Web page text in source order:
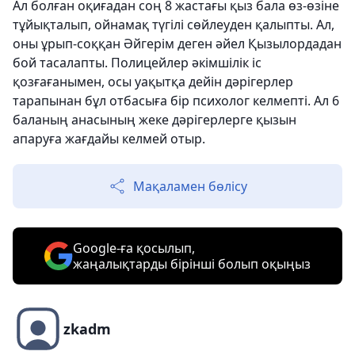
Ал болған оқиғадан соң 8 жастағы қыз бала өз-өзіне
тұйықталып, ойнамақ түгілі сөйлеуден қалыпты. Ал,
оны ұрып-соққан Әйгерім деген әйел Қызылордадан
бой тасалапты. Полицейлер әкімшілік іс
қозғағанымен, осы уақытқа дейін дәрігерлер
тарапынан бұл отбасыға бір психолог келмепті. Ал 6
баланың анасының жеке дәрігерлерге қызын
апаруға жағдайы келмей отыр.
Мақаламен бөлісу
Google-ға қосылып,
жаңалықтарды бірінші болып оқыңыз
zkadm